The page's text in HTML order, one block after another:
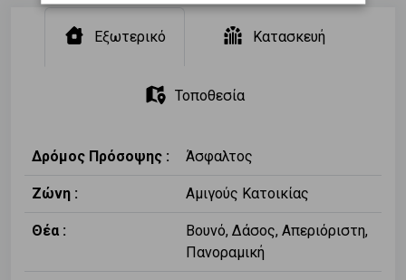
Εξωτερικό Κατασκευή
Τοποθεσία
Δρόμος Πρόσοψης : Άσφαλτος
Ζώνη : Αμιγούς Κατοικίας
Θέα :
Βουνό, Δάσος, Απεριόριστη,
Πανοραμική